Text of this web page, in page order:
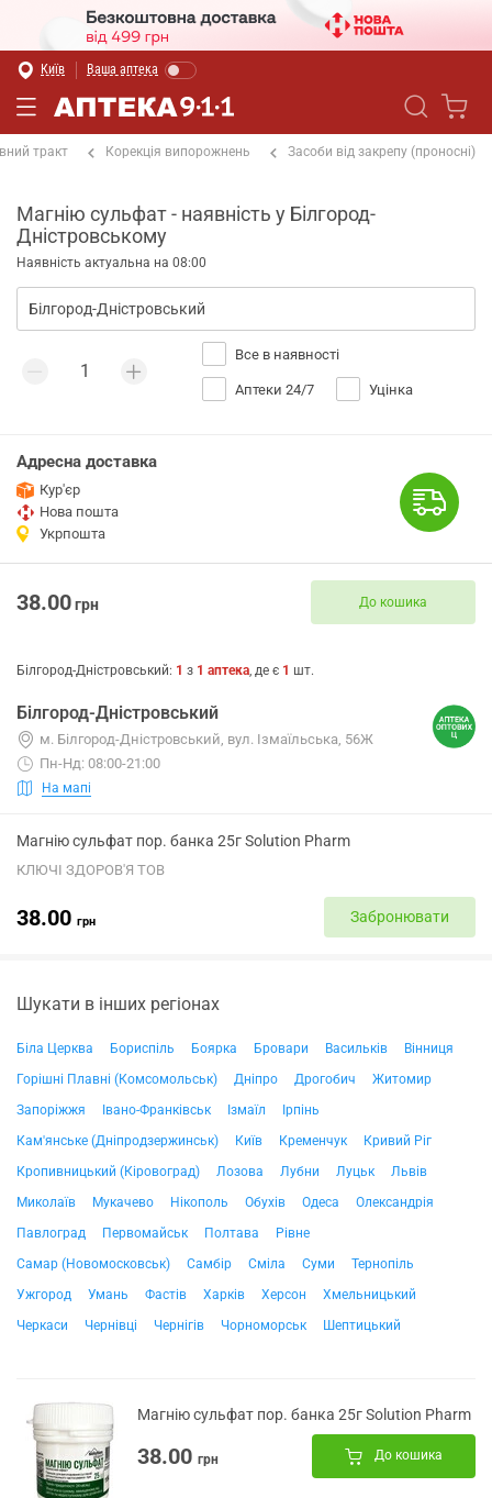
Київ Ваша аптека
тракт Корекція випорожнень Засоби від закрепу (проносні)
Магнію сульфат - наявність у Білгород-
Дністровському
Наявність актуальна на 08:00
Все в наявності
Аптеки 24/7 Уцінка
Адресна доставка
Кур'єр
Нова пошта
Укрпошта
38.00грн До кошика
Білгород-Дністровський: 1 з 1 аптека, де є 1 шт.
Білгород-Дністровський
м. Білгород-Дністровський, вул. Ізмаїльська, 56Ж
Пн-Нд: 08:00-21:00
На мапі
Магнію сульфат пор. банка 25г Solution Pharm
КЛЮЧІ ЗДОРОВ'Я ТОВ
38.00 грн Забронювати
Шукати в інших регіонах
Біла Церква Бориспіль Боярка Бровари Васильків
Вінниця
Горішні Плавні (Комсомольськ)
Дніпро Дрогобич
Житомир
Запоріжжя
Івано-Франківськ Ізмаїл
Ірпінь
Кам'янське (Дніпродзержинськ)
Київ Кременчук
Кривий Ріг
Кропивницький (Кіровоград)
Лозова Лубни Луцьк
Львів
Миколаїв
Мукачево Нікополь Обухів Одеса
Олександрія
Павлоград
Первомайськ Полтава
Рівне
Самар (Новомосковськ)
Самбір Сміла Суми
Тернопіль
Ужгород
Умань Фастів Харків Херсон
Хмельницький
Черкаси
Чернівці Чернігів Чорноморськ Шептицький
Магнію сульфат пор. банка 25г Solution Pharm
38.00 грн До кошика